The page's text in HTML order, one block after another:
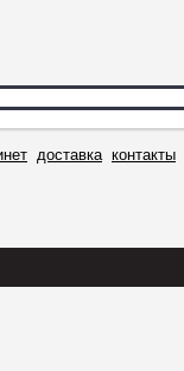
доставка контакты